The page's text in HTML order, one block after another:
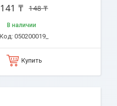
148 ₸
141 ₸
В наличии
050200019_
Купить